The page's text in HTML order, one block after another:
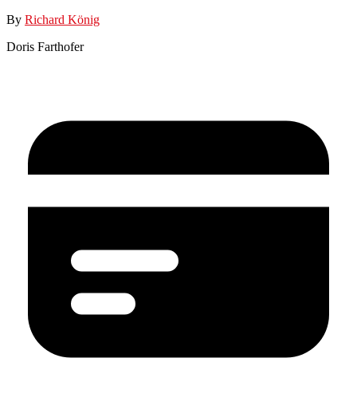
By Richard König
Doris Farthofer